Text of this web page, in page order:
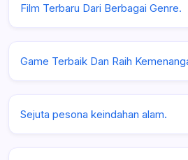
Film Terbaru Dari Berbagai Genre.
Game Terbaik Dan Raih
Sejuta pesona keindahan alam.